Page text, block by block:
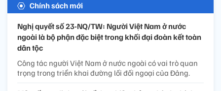
Chính sách mới
Nghị quyết số 23-NQ/TW: Người Việt Nam ở nước
ngoài là bộ phận đặc biệt trong khối đại đoàn kết toàn
dân tộc
Công tác người Việt Nam ở nước ngoài có vai trò quan
trọng trong triển khai đường lối đối ngoại của Đảng.